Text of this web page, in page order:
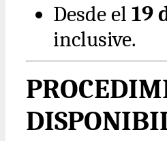
Desde el 19
inclusive.